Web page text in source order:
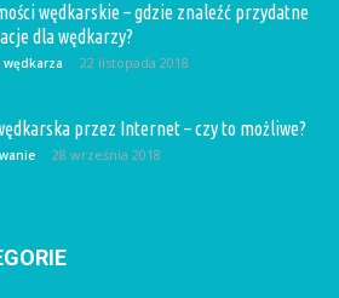
wędkarskie – gdzie znaleźć przydatne
dla wędkarzy?
wędkarza 22 listopada 2018
przez Internet – czy to możliwe?
28 września 2018